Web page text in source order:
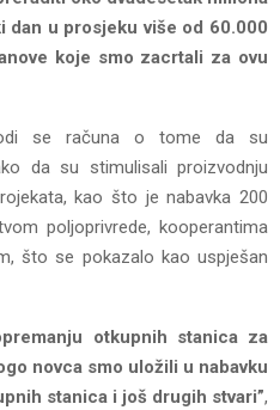
dan u prosjeku više od 60.000
koje smo zacrtali za ovu
se računa o tome da su
da su stimulisali proizvodnju
kao što je nabavka 200
poljoprivrede, kooperantima
što se pokazalo kao uspješan
otkupnih stanica za
novca smo uložili u nabavku
stanica i još drugih stvari”,